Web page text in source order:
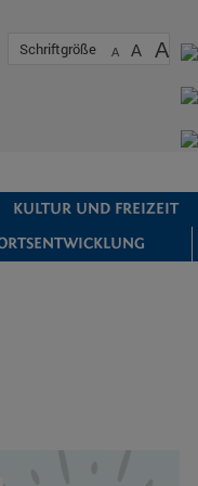
Schriftgröße A A A
KULTUR UND FREIZEIT